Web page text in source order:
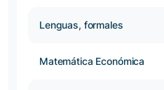
Lenguas, formales
Matemática Económica